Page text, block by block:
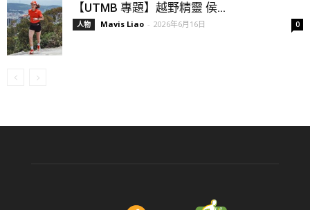
【UTMB 專題】越野精靈 侯...
人物 Mavis Liao - 2026年6月16日 0